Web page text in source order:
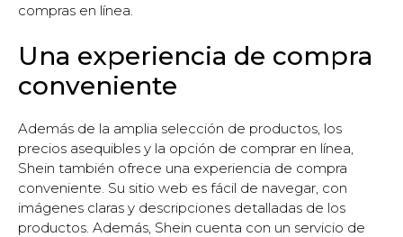
compras en línea.
Una experiencia de compra
conveniente
Además de la amplia selección de productos, los
precios asequibles y la opción de comprar en línea,
Shein también ofrece una experiencia de compra
conveniente. Su sitio web es fácil de navegar, con
imágenes claras y descripciones detalladas de los
productos. Además, Shein cuenta con un servicio de